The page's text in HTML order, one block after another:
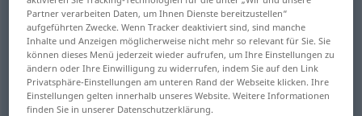
Übersicht aller Übersetzungen
(Für mehr Details die Übersetzung anklicken/antippen)
piece of cloth rag duster
Partner verarbeiten Daten, um Ihnen Dienste bereitzustellen“
aufgeführten Zwecke. Wenn Tracker deaktiviert sind, sind manche
Inhalte und Anzeigen möglicherweise nicht mehr so relevant für Sie. Sie
können dieses Menü jederzeit wieder aufrufen, um Ihre Einstellungen zu
ändern oder Ihre Einwilligung zu widerrufen, indem Sie auf den Link
Privatsphäre-Einstellungen am unteren Rand der Webseite klicken. Ihre
Einstellungen gelten innerhalb unseres Website. Weitere Informationen
finden Sie in unserer Datenschutzerklärung.